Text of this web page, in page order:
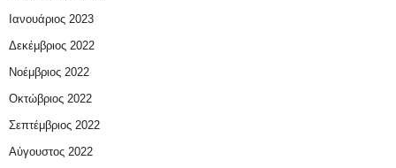
Ιανουάριος 2023
Δεκέμβριος 2022
Νοέμβριος 2022
Οκτώβριος 2022
Σεπτέμβριος 2022
Αύγουστος 2022